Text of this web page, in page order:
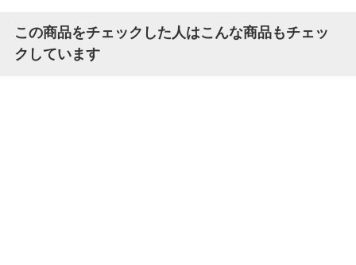
この商品をチェックした人はこんな商品もチェッ
クしています